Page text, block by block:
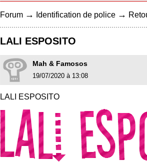
Forum → Identification de police →
LALI ESPOSITO
Mah & Famosos
19/07/2020 à 13:08
LALI ESPOSITO